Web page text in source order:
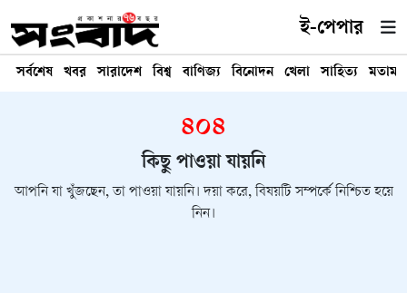
ই-পেপার
সর্বশেষ খবর সারাদেশ বিশ্ব বাণিজ্য বিনোদন খেলা সাহিত্য মতামত
৪০৪
কিছু পাওয়া যায়নি
আপনি যা খুঁজছেন, তা পাওয়া যায়নি। দয়া করে, বিষয়টি সম্পর্কে নিশ্চিত হয়ে
নিন।